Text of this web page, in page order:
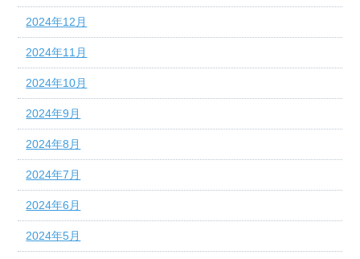
2024年12月
2024年11月
2024年10月
2024年9月
2024年8月
2024年7月
2024年6月
2024年5月